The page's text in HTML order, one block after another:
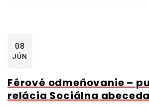
08
JÚN
Férové odmeňovanie –
relácia Sociálna abeceda